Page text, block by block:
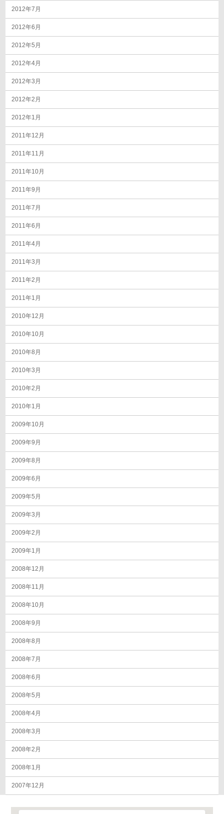
2012年7月
2012年6月
2012年5月
2012年4月
2012年3月
2012年2月
2012年1月
2011年12月
2011年11月
2011年10月
2011年9月
2011年7月
2011年6月
2011年4月
2011年3月
2011年2月
2011年1月
2010年12月
2010年10月
2010年8月
2010年3月
2010年2月
2010年1月
2009年10月
2009年9月
2009年8月
2009年6月
2009年5月
2009年3月
2009年2月
2009年1月
2008年12月
2008年11月
2008年10月
2008年9月
2008年8月
2008年7月
2008年6月
2008年5月
2008年4月
2008年3月
2008年2月
2008年1月
2007年12月